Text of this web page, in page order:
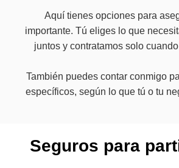
Aquí tienes opciones para
importante. Tú eliges lo que
juntos y contratamos solo
También puedes contar conmigo
específicos, según lo que tú o tu
Seguros para